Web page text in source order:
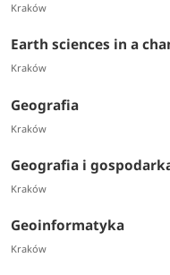
Kraków
Earth sciences in a
Kraków
Geografia
Kraków
Geografia i
Kraków
Geoinformatyka
Kraków